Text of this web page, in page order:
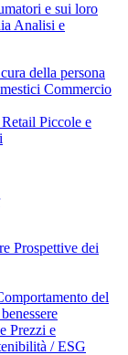
e sui loro
Analisi e
della persona
Commercio
Retail Piccole e
Prospettive dei
del
Prezzi e
/ ESG